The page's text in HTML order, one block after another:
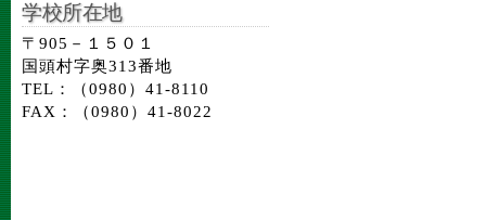
学校所在地
〒905－１５０１
国頭村字奥313番地
TEL：（0980）41-8110
FAX：（0980）41-8022